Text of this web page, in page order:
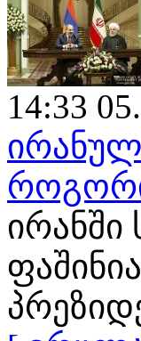
14:33
ირანში